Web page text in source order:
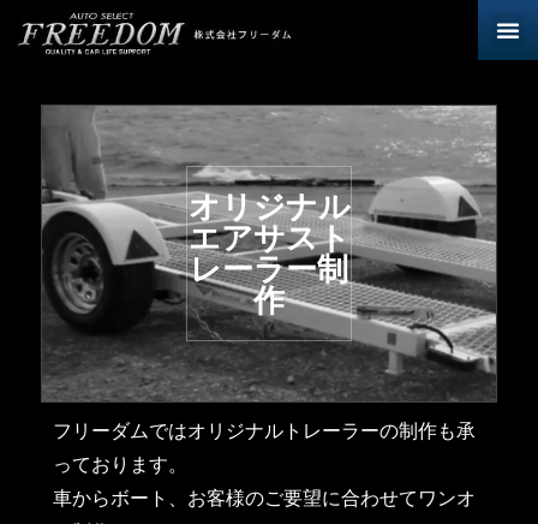
オリジナル
エアサスト
レーラー制
作
フリーダムではオリジナルトレーラーの制作も承
っております。
車からボート、お客様のご要望に合わせてワンオ